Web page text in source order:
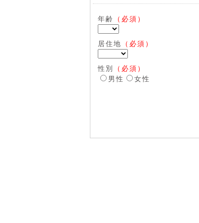
年齢 （必須）
居住地 （必須）
性別
（必須）
男性
女性